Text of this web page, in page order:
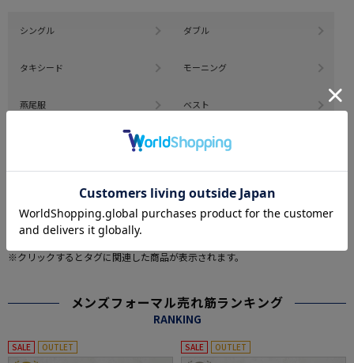
シングル ダブル
タキシード モーニング
燕尾服 ベスト
その他
#この商品に関するタグで探す
#Summer_Formal #正統派スタイル
※クリックするとタグに関連した商品が表示されます。
メンズフォーマル売れ筋ランキング
RANKING
SALE OUTLET SALE OUTLET